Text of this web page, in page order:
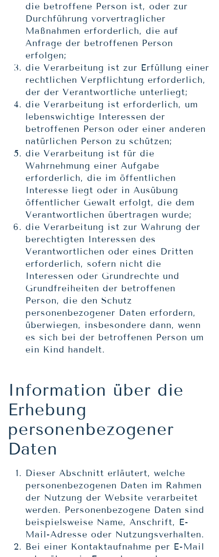
die betroffene Person ist, oder zur
Durchführung vorvertraglicher
Maßnahmen erforderlich, die auf
Anfrage der betroffenen Person
erfolgen;
die Verarbeitung ist zur Erfüllung einer
rechtlichen Verpflichtung erforderlich,
der der Verantwortliche unterliegt;
die Verarbeitung ist erforderlich, um
lebenswichtige Interessen der
betroffenen Person oder einer anderen
natürlichen Person zu schützen;
die Verarbeitung ist für die
Wahrnehmung einer Aufgabe
erforderlich, die im öffentlichen
Interesse liegt oder in Ausübung
öffentlicher Gewalt erfolgt, die dem
Verantwortlichen übertragen wurde;
die Verarbeitung ist zur Wahrung der
berechtigten Interessen des
Verantwortlichen oder eines Dritten
erforderlich, sofern nicht die
Interessen oder Grundrechte und
Grundfreiheiten der betroffenen
Person, die den Schutz
personenbezogener Daten erfordern,
überwiegen, insbesondere dann, wenn
es sich bei der betroffenen Person um
ein Kind handelt.
Information über die
Erhebung
personenbezogener
Daten
Dieser Abschnitt erläutert, welche
personenbezogenen Daten im Rahmen
der Nutzung der Website verarbeitet
werden. Personenbezogene Daten sind
beispielsweise Name, Anschrift, E-
Mail-Adresse oder Nutzungsverhalten.
Bei einer Kontaktaufnahme per E-Mail